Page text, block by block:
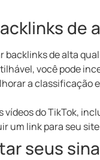
de
backlinks de alta
você pode
a classificação
vídeos do TikTok,
um link para seu
seus